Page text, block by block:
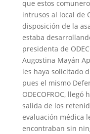
que estos
intrusos al local de
disposición de la
estaba
presidenta de
Augostina Mayán
les haya solicitado
pues el mismo
ODECOFROC,
salida de los
evaluación médica
encontraban sin